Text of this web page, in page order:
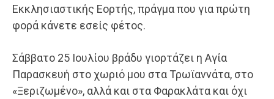
Εκκλησιαστικής Εορτής, πράγμα που για πρώτη
φορά κάνετε εσείς φέτος.
Σάββατο 25 Ιουλίου βράδυ γιορτάζει η Αγία
Παρασκευή στο χωριό μου στα Τρωϊαννάτα, στο
«Ξεριζωμένο», αλλά και στα Φαρακλάτα και όχι